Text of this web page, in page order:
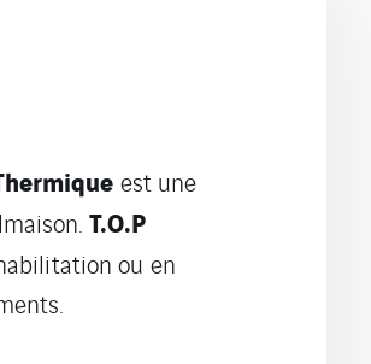
est une
T.O.P
ou en